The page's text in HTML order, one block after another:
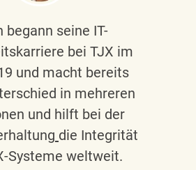
begann seine IT-
bei TJX im
und macht bereits
in mehreren
und hilft bei der
die Integrität
Systeme weltweit.